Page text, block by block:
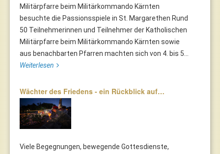
Militärpfarre beim Militärkommando Kärnten
besuchte die Passionsspiele in St. Margarethen Rund
50 Teilnehmerinnen und Teilnehmer der Katholischen
Militärpfarre beim Militärkommando Kärnten sowie
aus benachbarten Pfarren machten sich von 4. bis 5...
Weiterlesen
Wächter des Friedens - ein Rückblick auf…
Viele Begegnungen, bewegende Gottesdienste,